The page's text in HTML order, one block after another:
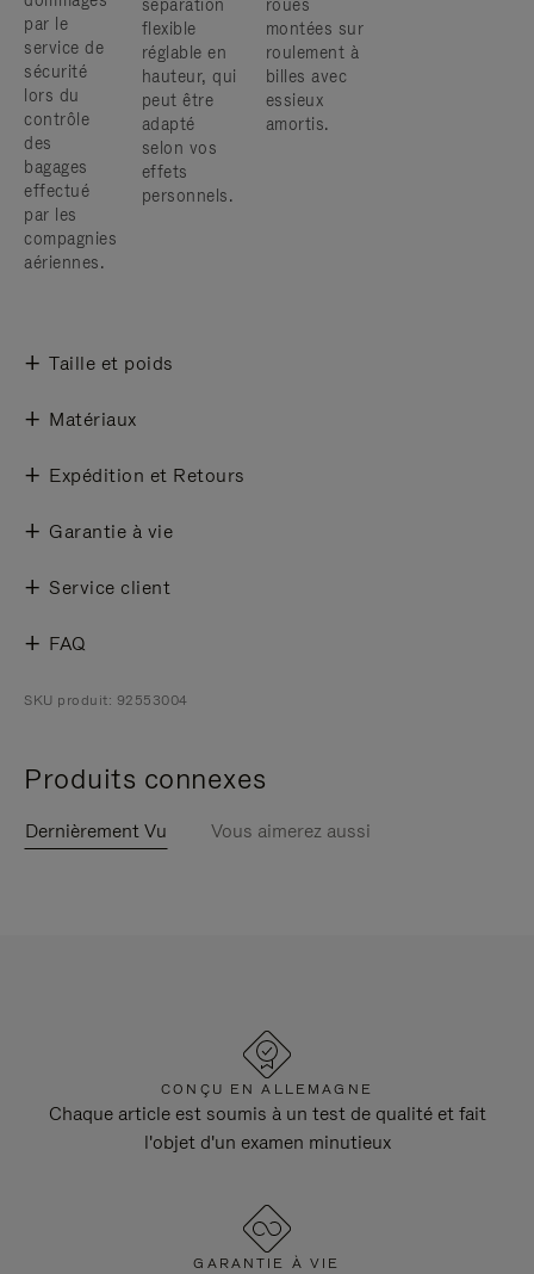
par le
service de
sécurité
lors du
contrôle
des
bagages
effectué
par les
compagnies
aériennes.
séparation
flexible
réglable en
hauteur, qui
peut être
adapté
selon vos
effets
personnels.
roues
montées sur
roulement à
billes avec
essieux
amortis.
Taille et poids
Matériaux
Expédition et Retours
Garantie à vie
Service client
FAQ
SKU produit: 92553004
Produits connexes
Dernièrement Vu Vous aimerez aussi
CONÇU EN ALLEMAGNE
Chaque article est soumis à un test de qualité et fait
l'objet d'un examen minutieux
GARANTIE À VIE